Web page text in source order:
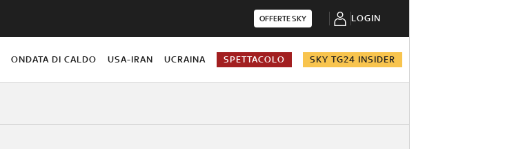
OFFERTE SKY LOGIN
ONDATA DI CALDO USA-IRAN UCRAINA SPETTACOLO SKY TG24 INSIDER